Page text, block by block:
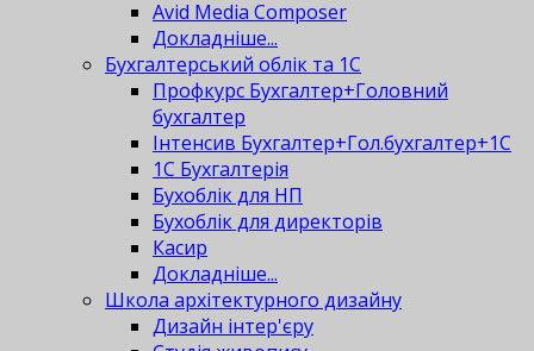
Avid Media Composer
Докладніше...
Бухгалтерський облік та 1С
Профкурс Бухгалтер+Головний
бухгалтер
Інтенсив Бухгалтер+Гол.бухгалтер+1С
1С Бухгалтерія
Бухоблік для НП
Бухоблік для директорів
Касир
Докладніше...
Школа архітектурного дизайну
Дизайн інтер'єру